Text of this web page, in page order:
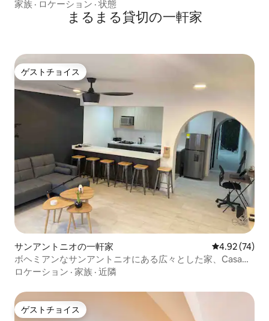
家族 · ロケーション · 状態
まるまる貸切の一軒家
ゲストチョイス
ゲストチョイス
サンアントニオの一軒家 レビュー74
4.92 (74)
ボヘミアンなサンアントニオにある広々とした家、Casa
Bella
ロケーション · 家族 · 近隣
ゲストチョイス
ゲストチョイス